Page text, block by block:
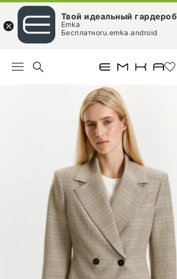
Твой идеальный гардероб
Emka
Бесплатноru.emka.android